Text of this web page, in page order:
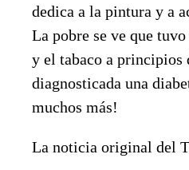
dedica a la pintura y a
La pobre se ve que
y el tabaco a principios
diagnosticada una
muchos más!
La noticia original del